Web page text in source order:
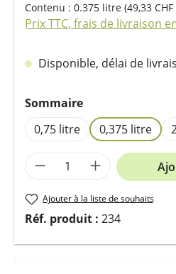
Contenu : 0.375 litre (49,33
Prix TTC, frais de livraison
Disponible, délai de
Sélectionnez
Sommaire
0,75 litre
0,375 litre
Quantité de
Ajouter à la liste de souhaits
Réf. produit : 234